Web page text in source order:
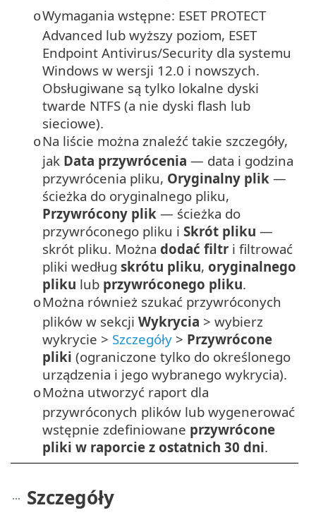
oWymagania wstępne: ESET PROTECT
Advanced lub wyższy poziom, ESET
Endpoint Antivirus/Security dla systemu
Windows w wersji 12.0 i nowszych.
Obsługiwane są tylko lokalne dyski
twarde NTFS (a nie dyski flash lub
sieciowe).
oNa liście można znaleźć takie szczegóły,
jak Data przywrócenia — data i godzina
przywrócenia pliku, Oryginalny plik —
ścieżka do oryginalnego pliku,
Przywrócony plik — ścieżka do
przywróconego pliku i Skrót pliku —
skrót pliku. Można dodać filtr i filtrować
pliki według skrótu pliku, oryginalnego
pliku lub przywróconego pliku.
oMożna również szukać przywróconych
plików w sekcji Wykrycia > wybierz
wykrycie > Szczegóły > Przywrócone
pliki (ograniczone tylko do określonego
urządzenia i jego wybranego wykrycia).
oMożna utworzyć raport dla
przywróconych plików lub wygenerować
wstępnie zdefiniowane przywrócone
pliki w raporcie z ostatnich 30 dni.
Szczegóły